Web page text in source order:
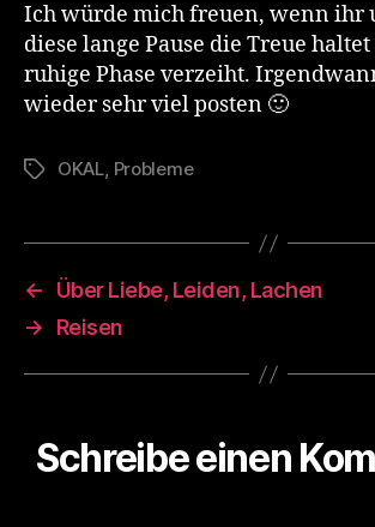
Ich würde mich freuen, wenn ihr
diese lange Pause die Treue
ruhige Phase verzeiht.
wieder sehr viel posten 🙂
Schlagwörter
OKAL, Probleme
←
Über Liebe, Leiden, Lachen
→
Reisen
Schreibe einen